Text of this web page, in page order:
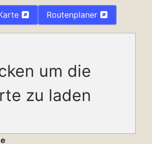
Routenplaner
um die
zu laden